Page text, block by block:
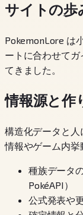
サイトの歩
PokemonLore は
ートに合わせて
てきました。
情報源と作
構造化データと
情報やゲーム内挙
種族データ
PokéAPI）
公式発表や